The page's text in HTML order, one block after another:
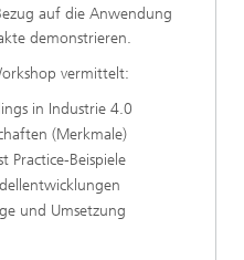
auf die Anwendung
demonstrieren.
vermittelt:
in Industrie 4.0
(Merkmale)
Practice-Beispiele
und Umsetzung